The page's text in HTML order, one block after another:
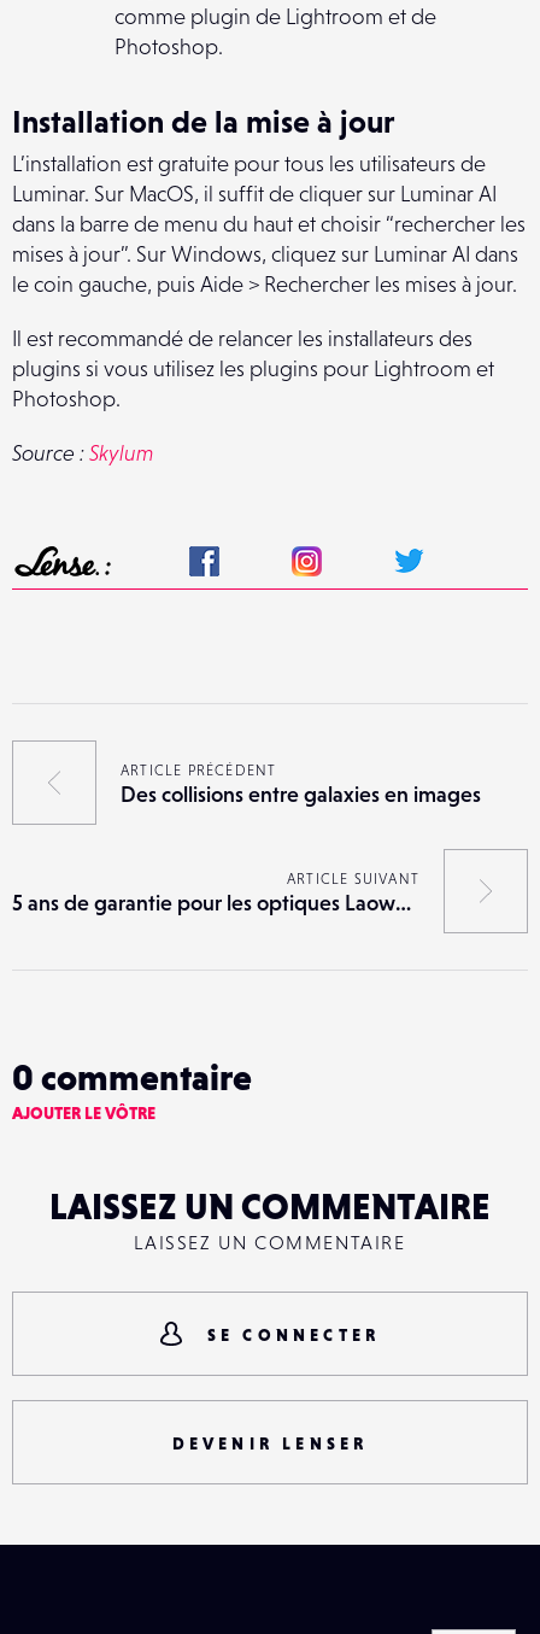
comme plugin de Lightroom et de
Photoshop.
Installation de la mise à jour
L’installation est gratuite pour tous les utilisateurs de
Luminar. Sur MacOS, il suffit de cliquer sur Luminar AI
dans la barre de menu du haut et choisir “rechercher les
mises à jour”. Sur Windows, cliquez sur Luminar AI dans
le coin gauche, puis Aide > Rechercher les mises à jour.
Il est recommandé de relancer les installateurs des
plugins si vous utilisez les plugins pour Lightroom et
Photoshop.
Source :Skylum
ARTICLE PRÉCÉDENT
Des collisions entre galaxies en images
ARTICLE SUIVANT
5 ans de garantie pour les optiques Laowa et Samyang
0 commentaire
AJOUTER LE VÔTRE
LAISSEZ UN COMMENTAIRE
LAISSEZ UN COMMENTAIRE
SE CONNECTER
DEVENIR LENSER